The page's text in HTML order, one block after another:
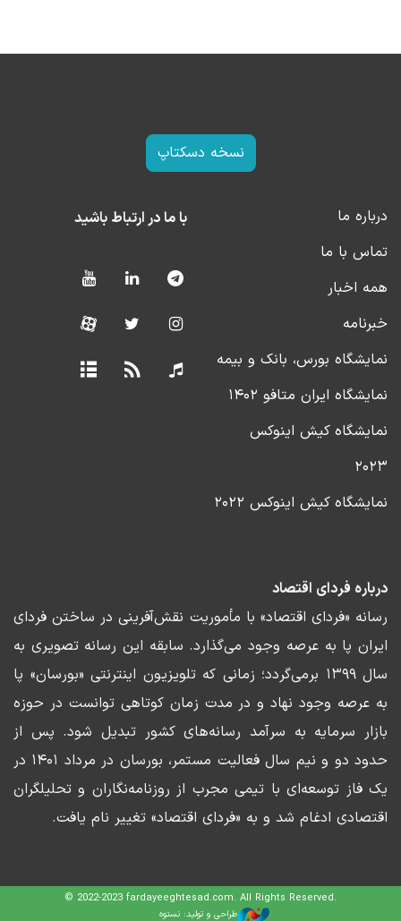
نسخه دسکتاپ
درباره ما
تماس با ما
همه اخبار
خبرنامه
نمایشگاه بورس، بانک و بیمه
نمایشگاه ایران متافو ۱۴۰۲
نمایشگاه کیش اینوکس
۲۰۲۳
نمایشگاه کیش اینوکس ۲۰۲۲
با ما در ارتباط باشید
درباره فردای اقتصاد
رسانه «فردای اقتصاد» با مأموریت نقش‌آفرینی در ساختن فردای
ایران پا به عرصه وجود می‌گذارد. سابقه این رسانه تصویری به
سال ۱۳۹۹ برمی‌گردد؛ زمانی که تلویزیون اینترنتی «بورسان» پا
به عرصه وجود نهاد و در مدت زمان کوتاهی توانست در حوزه
بازار سرمایه به سرآمد رسانه‌های کشور تبدیل شود. پس از
حدود دو و نیم سال فعالیت مستمر، بورسان در مرداد ۱۴۰۱ در
یک فاز توسعه‌ای با تیمی مجرب از روزنامه‌نگاران و تحلیلگران
اقتصادی ادغام شد و به «فردای اقتصاد» تغییر نام یافت.
© 2022-2023 fardayeeghtesad.com. All Rights Reserved.
طراحی و تولید: نستوه